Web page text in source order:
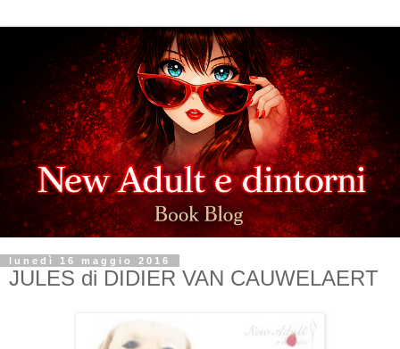
lunedì 16 maggio 2016
JULES di DIDIER VAN CAUWELAERT